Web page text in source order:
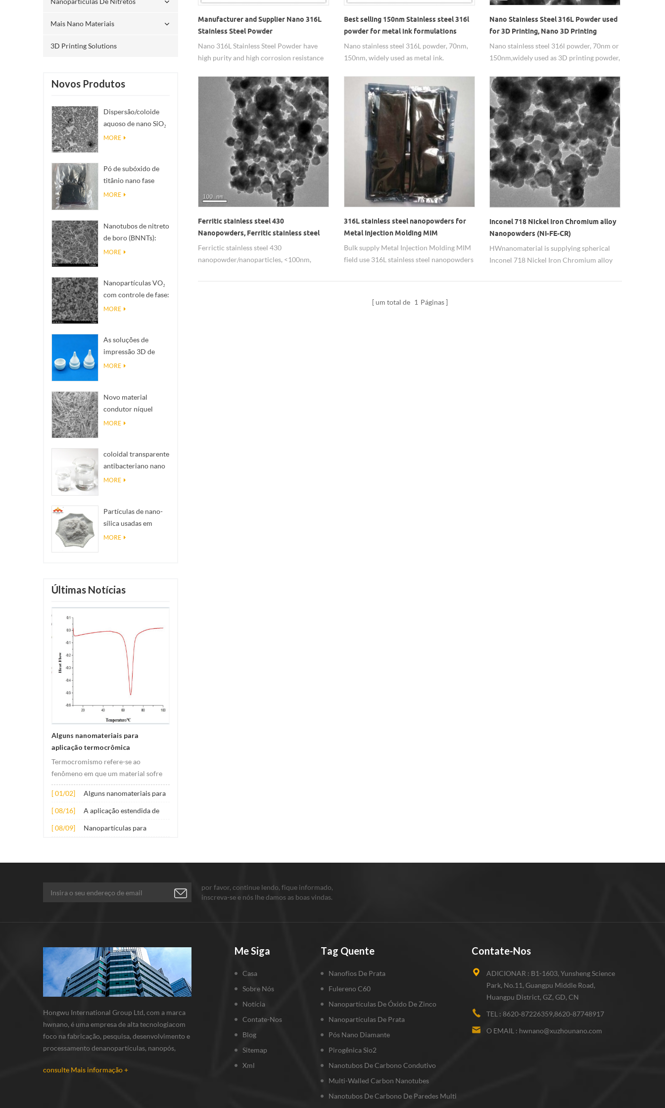
Mais Nano Materiais
3D Printing Solutions
Novos Produtos
Dispersão/coloide
aquoso de nano SiO₂
esférico
MORE
Pó de subóxido de
titânio nano fase
Magnéli Ti₄O₇
MORE
Nanotubos de nitreto
de boro (BNNTs):
Filleres de dissipação
térmica
MORE
Nanopartículas VO₂
com controle de fase:
resposta térmica
medida
MORE
As soluções de
impressão 3D de
cerâmica de precisão
impossíveis em
realidade
MORE
Novo material
condutor níquel
nanofias NINWS
MORE
coloidal transparente
antibacteriano nano
colóide de prata ag
MORE
Partículas de nano-
sílica usadas em
resina epóxi,
MORE
Últimas Notícias
Alguns nanomateriais para
aplicação termocrômica
Termocromismo refere-se ao
fenômeno em que um material sofre
mudanças de cor sob mudanças de
temperatura. Essa alteração
geralmente é causada por alterações
do material. O seu princípio de
[ 01/02]
Alguns nanomateriais para
[ 08/16]
A aplicação estendida de
[ 08/09]
Nanopartículas para
Manufacturer and Supplier Nano 316L
Stainless Steel Powder
Nano 316L Stainless Steel Powder have
high purity and high corrosion resistance
Best selling 150nm Stainless steel 316l
powder for metal ink formulations
Nano stainless steel 316L powder, 70nm,
150nm, widely used as metal ink.
Nano Stainless Steel 316L Powder used
for 3D Printing, Nano 3D Printing
Powder
Nano stainless steel 316l powder, 70nm or
150nm,widely used as 3D printing powder,
Ferritic stainless steel 430
Nanopowders, Ferritic stainless steel
Ferrictic stainless steel 430
nanopowder/nanoparticles, <100nm,
industrial groups. worldwide shipping.
316L stainless steel nanopowders for
Metal Injection Molding MIM
application
Bulk supply Metal Injection Molding MIM
field use 316L stainless steel nanopowders
Inconel 718 Nickel Iron Chromium alloy
Nanopowders (NI-FE-CR)
HWnanomaterial is supplying spherical
Inconel 718 Nickel Iron Chromium alloy
um total de 1 Páginas
por favor, continue lendo, fique informado,
inscreva-se e nós lhe damos as boas vindas.
Me Siga
Casa
Sobre Nós
Notícia
Contate-Nos
Blog
Sitemap
Xml
Tag Quente
Nanofios De Prata
Fulereno C60
Nanopartículas De Óxido De Zinco
Nanopartículas De Prata
Pós Nano Diamante
Pirogênica Sio2
Nanotubos De Carbono Condutivo
Multi-Walled Carbon Nanotubes
Nanotubos De Carbono De Paredes Multi
Contate-Nos
ADICIONAR : B1-1603, Yunsheng Science
Park, No.11, Guangpu Middle Road,
Huangpu District, GZ, GD, CN
TEL : 8620-87226359,8620-87748917
O EMAIL : hwnano@xuzhounano.com
Hongwu International Group Ltd, com a marca
hwnano, é uma empresa de alta tecnologiacom
foco na fabricação, pesquisa, desenvolvimento e
processamento denanopartículas, nanopós,
nanobase de produção e r & d centro localizado
consulte Mais informação +